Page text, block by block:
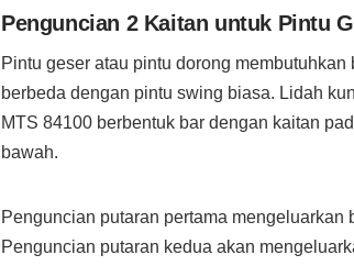
Penguncian 2 Kaitan untuk Pintu
Pintu geser atau pintu dorong membutuhkan
berbeda dengan pintu swing biasa. Lidah
MTS 84100 berbentuk bar dengan kaitan
bawah.
Penguncian putaran pertama mengeluarkan
Penguncian putaran kedua akan